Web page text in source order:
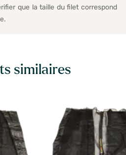
que la taille du filet correspond
similaires